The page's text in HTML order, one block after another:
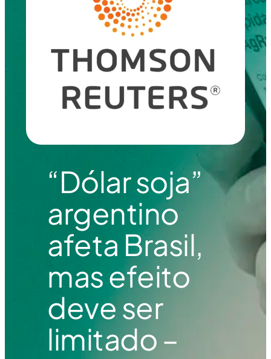
“Dólar soja”
argentino
afeta Brasil,
mas efeito
deve ser
limitado –